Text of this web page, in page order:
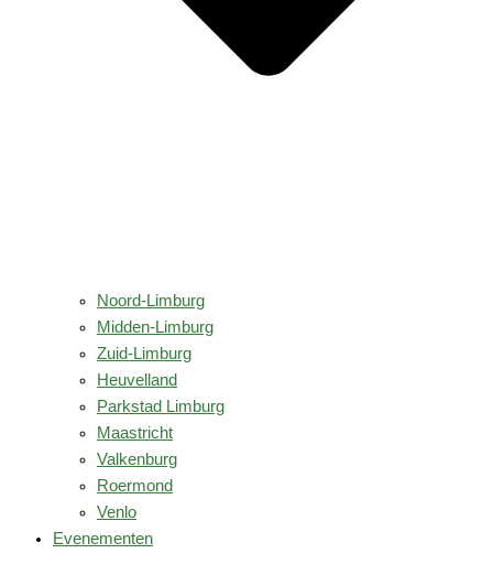
Noord-Limburg
Midden-Limburg
Zuid-Limburg
Heuvelland
Parkstad Limburg
Maastricht
Valkenburg
Roermond
Venlo
Evenementen